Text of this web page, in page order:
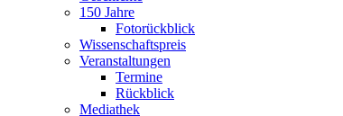
150 Jahre
Fotorückblick
Wissenschaftspreis
Veranstaltungen
Termine
Rückblick
Mediathek